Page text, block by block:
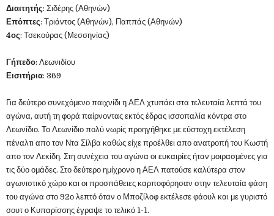
Διαιτητής: Σιδέρης (Αθηνών)
Επόπτες: Τριάντος (Αθηνών), Παππάς (Αθηνών)
4ος: Τσεκούρας (Μεσσηνίας)
Γήπεδο: Λεωνιδίου
Εισιτήρια: 369
Για δεύτερο συνεχόμενο παιχνίδι η ΑΕΛ χτυπάει στα τελευταία λεπτά του
αγώνα, αυτή τη φορά παίρνοντας εκτός έδρας ισσοπαλία κόντρα στο
Λεωνίδιο. Το Λεωνίδιο πολύ νωρίς προηγήθηκε με εύστοχη εκτέλεση
πέναλτι απο τον Ντα Σίλβα καθώς είχε προέλθει απο ανατροπή του Κωστή
απο τον Λεκίδη. Στη συνέχεια του αγώνα οι ευκαιρίες ήταν μοιρασμένες για
τις δύο ομάδες. Στο δεύτερο ημίχρονο η ΑΕΛ πατούσε καλύτερα στον
αγωνιστικό χώρο και οι προσπάθειες καρποφόρησαν στην τελευταία φάση
του αγώνα στο 92ο λεπτό όταν ο Μποζίλοφ εκτέλεσε φάουλ και με γυριστό
σουτ ο Κυπαρίσσης έγραψε το τελικό 1-1.